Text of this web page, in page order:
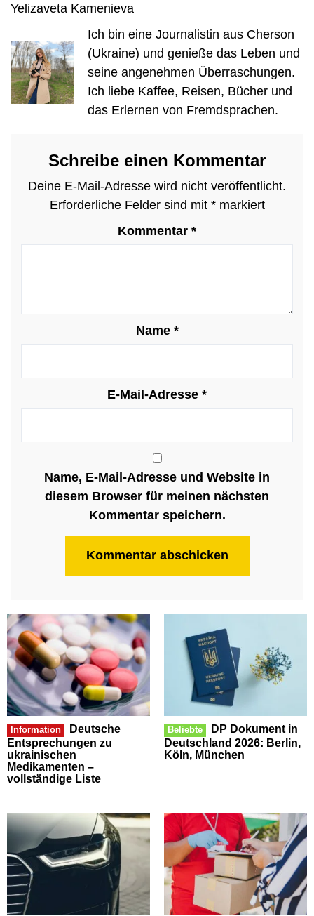
Yelizaveta Kamenieva
Ich bin eine Journalistin aus Cherson
(Ukraine) und genieße das Leben und
seine angenehmen Überraschungen.
Ich liebe Kaffee, Reisen, Bücher und
das Erlernen von Fremdsprachen.
Schreibe einen Kommentar
Deine E-Mail-Adresse wird nicht veröffentlicht.
Erforderliche Felder sind mit *markiert
Kommentar *
Name *
E-Mail-Adresse *
Name, E-Mail-Adresse und Website in
diesem Browser für meinen nächsten
Kommentar speichern.
Information
Deutsche
Entsprechungen zu
ukrainischen
Medikamenten –
vollständige Liste
Beliebte
DP Dokument in
Deutschland 2026: Berlin,
Köln, München